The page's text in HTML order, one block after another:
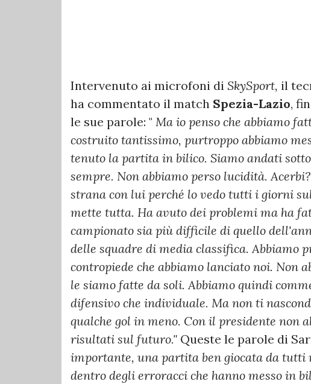
Intervenuto ai microfoni di SkySport, il
ha commentato il match Spezia-Lazio,
le sue parole: " Ma io penso che abbiamo
costruito tantissimo, purtroppo abbiamo
tenuto la partita in bilico. Siamo andati
sempre. Non abbiamo perso lucidità.
strana con lui perché lo vedo tutti i giorni
mette tutta. Ha avuto dei problemi ma ha
campionato sia più difficile di quello
delle squadre di media classifica. Abbiamo
contropiede che abbiamo lanciato noi. Non
le siamo fatte da soli. Abbiamo quindi
difensivo che individuale. Ma non ti
qualche gol in meno. Con il presidente non
risultati sul futuro." Queste le parole di
importante, una partita ben giocata da tutti
dentro degli erroracci che hanno messo in